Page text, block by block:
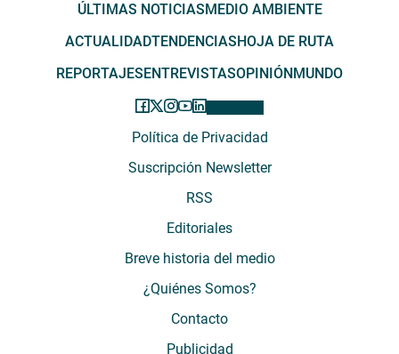
ÚLTIMAS NOTICIAS MEDIO AMBIENTE
ACTUALIDADTENDENCIAS HOJA DE RUTA
REPORTAJES ENTREVISTASOPINIÓN MUNDO
Política de Privacidad
Suscripción Newsletter
RSS
Editoriales
Breve historia del medio
¿Quiénes Somos?
Contacto
Publicidad